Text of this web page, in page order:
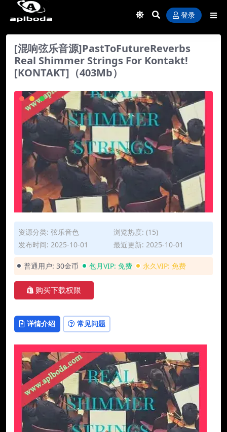
登录
[混响弦乐音源]PastToFutureReverbs
Real Shimmer Strings For Kontakt!
[KONTAKT]（403Mb）
资源分类: 弦乐音色
浏览热度: (15)
发布时间: 2025-10-01
最近更新: 2025-10-01
普通用户: 30金币 包月VIP: 免费 永久VIP: 免费
购买下载权限
详情介绍 常见问题